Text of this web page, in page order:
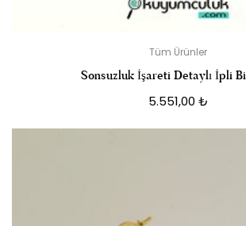
Tüm Ürünler
Sonsuzluk İşareti Detaylı İpli
5.551,00 ₺